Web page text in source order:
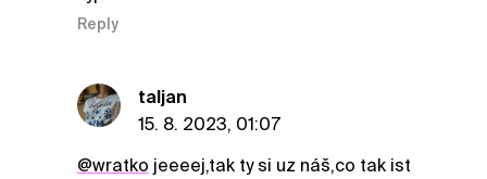
Reply
taljan
15. 8. 2023, 01:07
@wratko jeeeej,tak ty si uz náš,co tak ist